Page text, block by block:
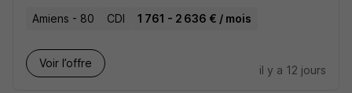
Amiens - 80 CDI 1 761 - 2 636 € / mois
Voir l’offre
il y a 12 jours